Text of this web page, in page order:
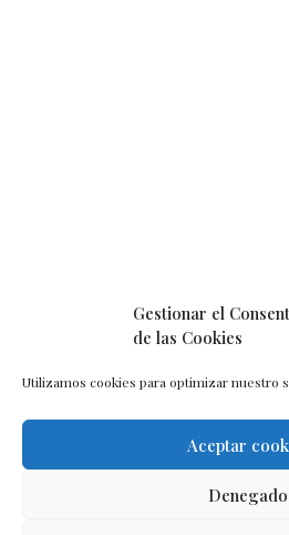
Gestionar el
de las Cookies
Utilizamos cookies para optimizar nuestro
Aceptar
Denegado
Política de